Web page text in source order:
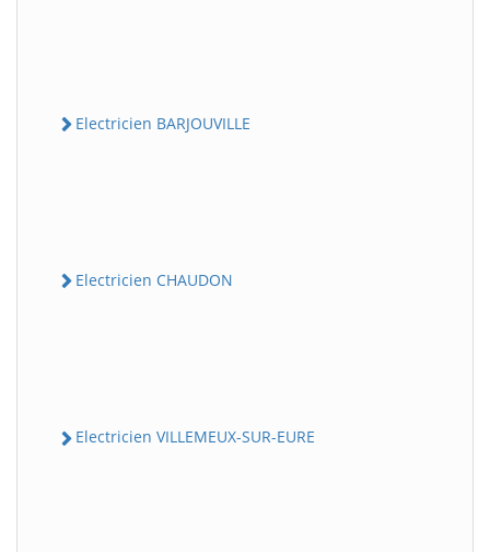
Electricien BARJOUVILLE
Electricien CHAUDON
Electricien VILLEMEUX-SUR-EURE